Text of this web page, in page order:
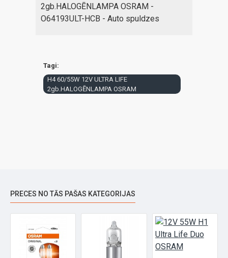
2gb.HALOGĒNLAMPA OSRAM -
O64193ULT-HCB - Auto spuldzes
Tagi:
H4 60/55W 12V ULTRA LIFE
2gb.HALOGĒNLAMPA OSRAM
PRECES NO TĀS PAŠAS KATEGORIJAS